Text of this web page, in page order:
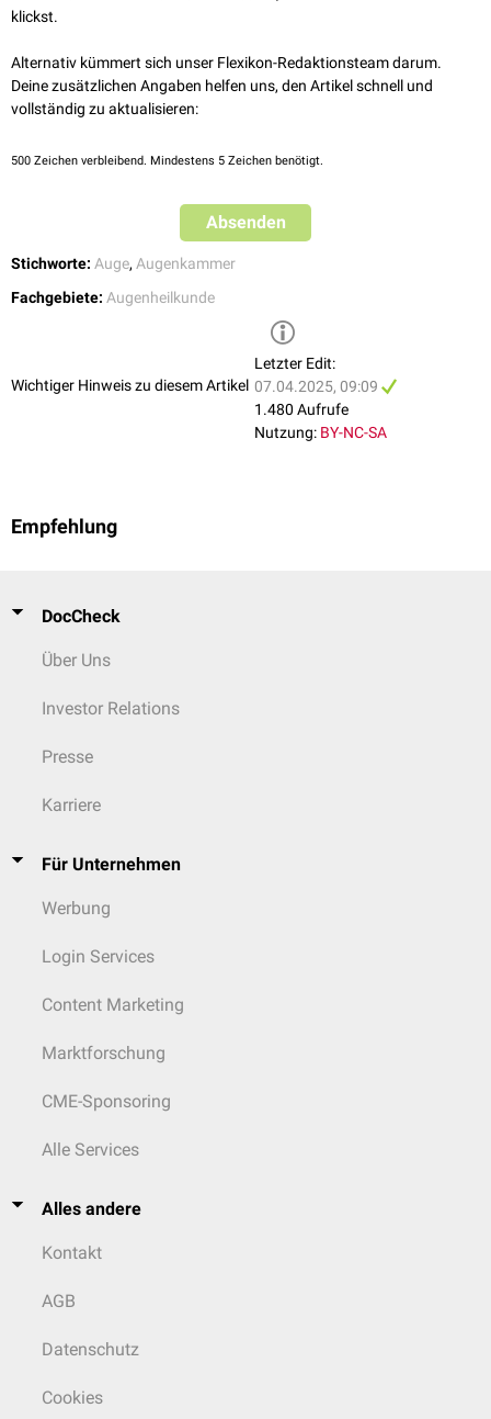
klickst.
Alternativ kümmert sich unser Flexikon-Redaktionsteam darum.
Deine zusätzlichen Angaben helfen uns, den Artikel schnell und
vollständig zu aktualisieren:
500 Zeichen verbleibend. Mindestens 5 Zeichen benötigt.
Absenden
Stichworte: Auge, Augenkammer
Fachgebiete: Augenheilkunde
Wichtiger Hinweis zu diesem Artikel
Letzter Edit:
07.04.2025, 09:09
1.480 Aufrufe
Nutzung: BY-NC-SA
Empfehlung
DocCheck
Über Uns
Investor Relations
Presse
Karriere
Für Unternehmen
Werbung
Login Services
Content Marketing
Marktforschung
CME-Sponsoring
Alle Services
Alles andere
Kontakt
AGB
Datenschutz
Cookies